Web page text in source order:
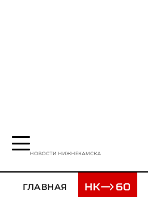
НОВОСТИ НИЖНЕКАМСКА
ГЛАВНАЯ